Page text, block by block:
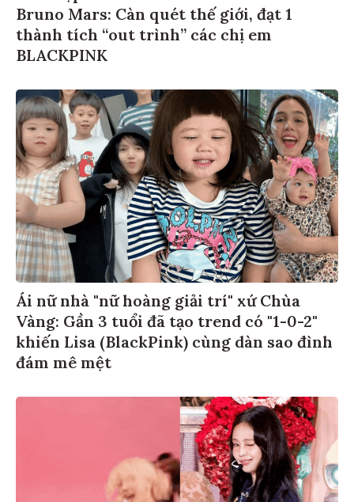
Bruno Mars: Càn quét thế giới, đạt 1
thành tích “out trình” các chị em
BLACKPINK
Ái nữ nhà "nữ hoàng giải trí" xứ Chùa
Vàng: Gần 3 tuổi đã tạo trend có "1-0-2"
khiến Lisa (BlackPink) cùng dàn sao đình
đám mê mệt